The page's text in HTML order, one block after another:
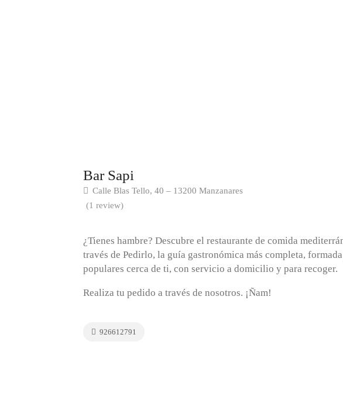
Bar Sapi
Calle Blas Tello, 40 – 13200 Manzanares
(1 review)
¿Tienes hambre? Descubre el restaurante de comida
través de Pedirlo, la guía gastronómica más completa,
populares cerca de ti, con servicio a domicilio y para recoger.
Realiza tu pedido a través de nosotros. ¡Ñam!
926612791